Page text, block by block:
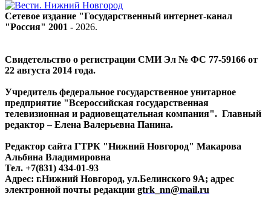
Сетевое издание "Государственный интернет-канал
"Россия" 2001 - 2026.
Свидетельство о регистрации СМИ Эл № ФС 77-59166 от
22 августа 2014 года.
Учредитель федеральное государственное унитарное
предприятие "Всероссийская государственная
телевизионная и радиовещательная компания". Главный
редактор – Елена Валерьевна Панина.
Редактор сайта ГТРК "Нижний Новгород" Макарова
Альбина Владимировна
Тел. +7(831) 434-01-93
Адрес: г.Нижний Новгород, ул.Белинского 9А; адрес
электронной почты редакции gtrk_nn@mail.ru